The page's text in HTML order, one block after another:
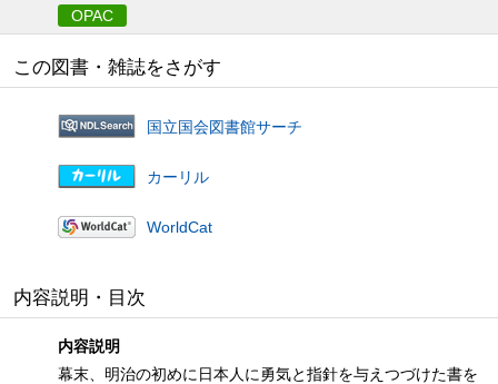
OPAC
この図書・雑誌をさがす
国立国会図書館サーチ
カーリル
WorldCat
内容説明・目次
内容説明
幕末、明治の初めに日本人に勇気と指針を与えつづけた書を